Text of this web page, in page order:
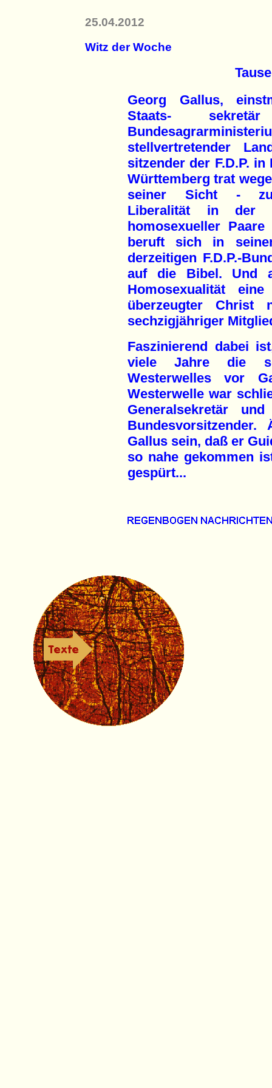
25.04.2012
Witz der Woche
Georg Gallus,
Staats-
stellvertretender
sitzender der F.D.P. in
Württemberg trat
seiner Sicht -
Liberalität in der
homosexueller
beruft sich in
derzeitigen F.D.P.-
auf die Bibel. Und
Homosexualität
überzeugter
sechzigjähriger
Faszinierend dabei
viele Jahre die
Westerwelles vor
Westerwelle war
Generalsekretär
Gallus sein, daß er
so nahe gekommen
gespürt...